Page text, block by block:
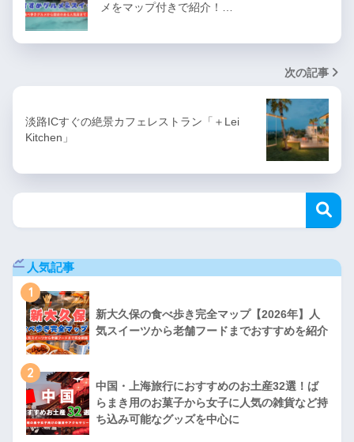
メをマップ付きで紹介！…
次の記事
淡路ICすぐの絶景カフェレストラン「＋Lei
Kitchen」
人気記事
1
新大久保の食べ歩き完全マップ【2026年】人
気スイーツから老舗フードまでおすすめを紹介
2
中国・上海旅行におすすめのお土産32選！ば
らまき用のお菓子から女子に人気の雑貨など持
ち込み可能なグッズを中心に